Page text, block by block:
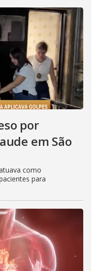
por
em São
como
para